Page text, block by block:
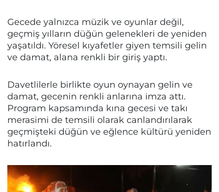
Gecede yalnızca müzik ve oyunlar değil,
geçmiş yılların düğün gelenekleri de yeniden
yaşatıldı. Yöresel kıyafetler giyen temsili gelin
ve damat, alana renkli bir giriş yaptı.
Davetlilerle birlikte oyun oynayan gelin ve
damat, gecenin renkli anlarına imza attı.
Program kapsamında kına gecesi ve takı
merasimi de temsili olarak canlandırılarak
geçmişteki düğün ve eğlence kültürü yeniden
hatırlandı.